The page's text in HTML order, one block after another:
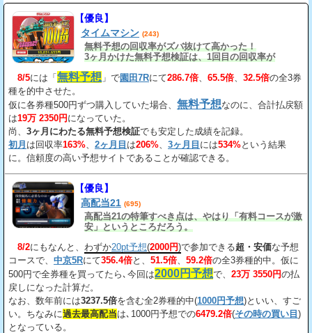
【優良】
タイムマシン (243)
無料予想の回収率がズバ抜けて高かった！
3ヶ月かけた無料予想検証は、1回目の回収率が
8/5には「 無料予想 」で園田7Rにて286.7倍 65.5倍 32.5倍の全3券
種を的中させた。
仮に各券種500円ずつ購入していた場合、 無料予想なのに、合計払戻額
は19万 2350円 になっていた。
尚、 3ヶ月にわたる無料予想検証でも安定した成績を記録。
初月 は回収率163% 2ヶ月目 は206% 3ヶ月目 には534%という結果
に。信頼度の高い予想サイトであることが確認できる。
【優良】
高配当21 (695)
高配当21の特筆すべき点は、やはり「有料コースが激
安」というところだろう。
8/2にもなんと、 わずか20pt予想(2000円)で参加できる超・安価な予想
コースで、 中京5Rにて356.4倍と、 51.5倍 59.2倍の全3券種的中。仮に
500円で全券種を買ってたら､今回は2000円予想で、 23万 3550円の払
戻しになった計算だ。
なお、数年前には3237.5倍を含む全2券種的中(1000円予想)といい、すご
い。ちなみに過去最高配当は､1000円予想での6479.2倍(その時の買い目 )
となっている。